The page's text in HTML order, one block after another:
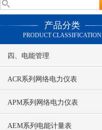
产品分类
PRODUCT CLASSIFICATION
四、电能管理
ACR系列网络电力仪表
APM系列网络电力仪表
AEM系列电能计量表